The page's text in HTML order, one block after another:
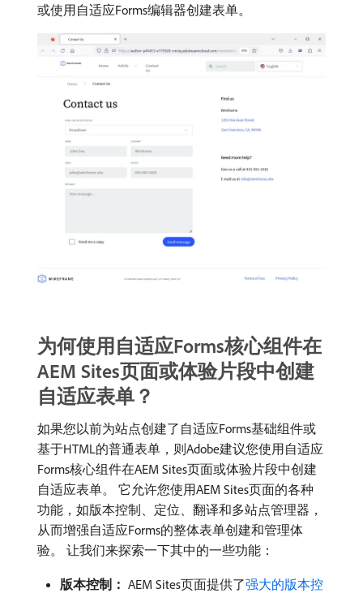
或使用自适应Forms编辑器创建表单。
为何使用自适应Forms核心组件在
AEM Sites页面或体验片段中创建
自适应表单？
如果您以前为站点创建了自适应Forms基础组件或
基于HTML的普通表单，则Adobe建议您使用自适应
Forms核心组件在AEM Sites页面或体验片段中创建
自适应表单。 它允许您使用AEM Sites页面的各种
功能，如版本控制、定位、翻译和多站点管理器，
从而增强自适应Forms的整体表单创建和管理体
验。 让我们来探索一下其中的一些功能：
版本控制： AEM Sites页面提供了强大的版本控